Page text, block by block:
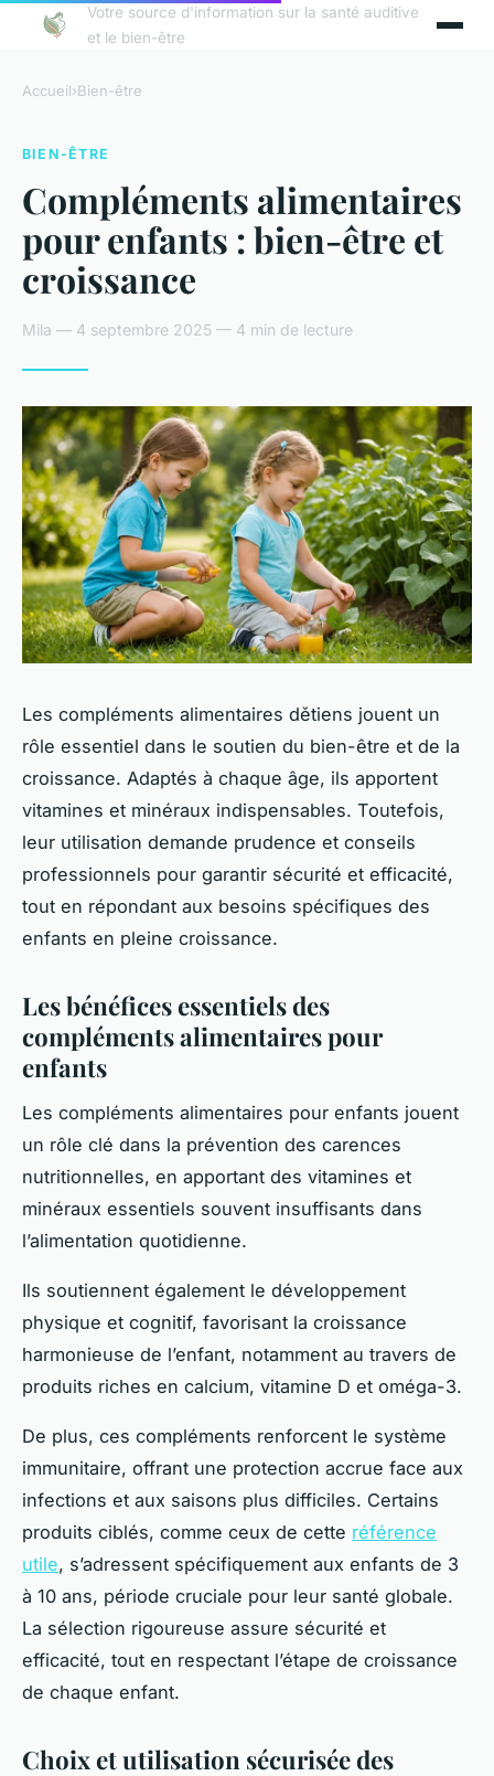
Votre source d'information sur la santé auditive
et le bien-être
Accueil›Bien-être
BIEN-ÊTRE
Compléments alimentaires
pour enfants : bien-être et
croissance
Mila — 4 septembre 2025 — 4 min de lecture
Les compléments alimentaires dětiens jouent un
rôle essentiel dans le soutien du bien-être et de la
croissance. Adaptés à chaque âge, ils apportent
vitamines et minéraux indispensables. Toutefois,
leur utilisation demande prudence et conseils
professionnels pour garantir sécurité et efficacité,
tout en répondant aux besoins spécifiques des
enfants en pleine croissance.
Les bénéfices essentiels des
compléments alimentaires pour
enfants
Les compléments alimentaires pour enfants jouent
un rôle clé dans la prévention des carences
nutritionnelles, en apportant des vitamines et
minéraux essentiels souvent insuffisants dans
l’alimentation quotidienne.
Ils soutiennent également le développement
physique et cognitif, favorisant la croissance
harmonieuse de l’enfant, notamment au travers de
produits riches en calcium, vitamine D et oméga-3.
De plus, ces compléments renforcent le système
immunitaire, offrant une protection accrue face aux
infections et aux saisons plus difficiles. Certains
produits ciblés, comme ceux de cette référence
utile, s’adressent spécifiquement aux enfants de 3
à 10 ans, période cruciale pour leur santé globale.
La sélection rigoureuse assure sécurité et
efficacité, tout en respectant l’étape de croissance
de chaque enfant.
Choix et utilisation sécurisée des